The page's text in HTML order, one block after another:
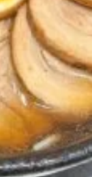
TOEIC